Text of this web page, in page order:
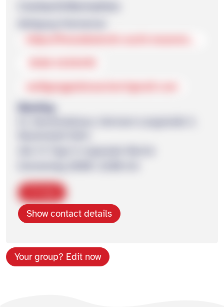
Show contact details
Your group? Edit now